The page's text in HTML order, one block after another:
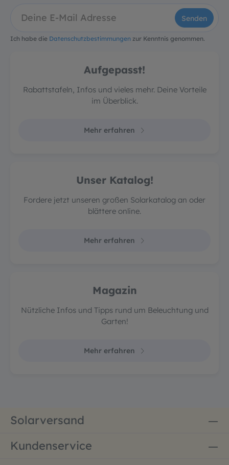
Senden
Ich habe die Datenschutzbestimmungen zur Kenntnis genommen.
Aufgepasst!
Rabattstafeln, Infos und vieles mehr. Deine Vorteile
im Überblick.
Mehr erfahren
Unser Katalog!
Fordere jetzt unseren großen Solarkatalog an oder
blättere online.
Mehr erfahren
Magazin
Nützliche Infos und Tipps rund um Beleuchtung und
Garten!
Mehr erfahren
Solarversand
Kundenservice